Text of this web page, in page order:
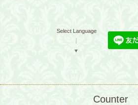
Select Language
▼
Counter